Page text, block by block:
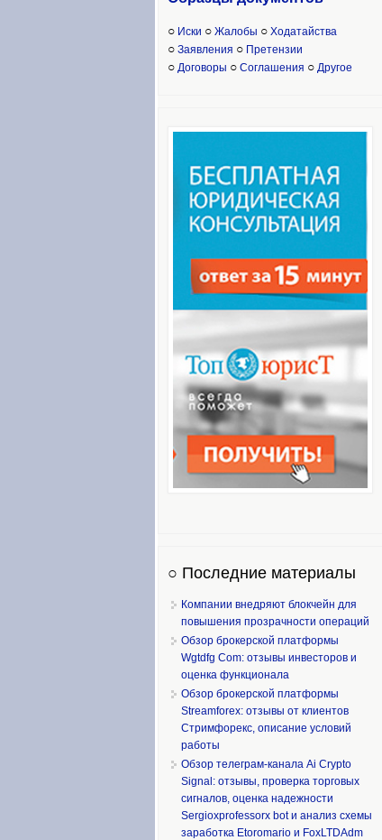
○ Иски ○ Жалобы ○ Ходатайства
○ Заявления ○ Претензии
○ Договоры ○ Соглашения ○ Другое
○ Последние материалы
Компании внедряют блокчейн для
повышения прозрачности операций
Обзор брокерской платформы
Wgtdfg Com: отзывы инвесторов и
оценка функционала
Обзор брокерской платформы
Streamforex: отзывы от клиентов
Стримфорекс, описание условий
работы
Обзор телеграм-канала Ai Crypto
Signal: отзывы, проверка торговых
сигналов, оценка надежности
Sergioxprofessorx bot и анализ схемы
заработка Etoromario и FoxLTDAdm